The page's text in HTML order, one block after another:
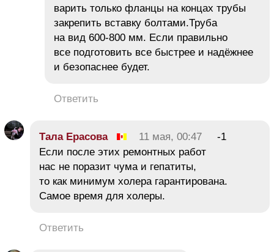
варить только фланцы на концах трубы
закрепить вставку болтами.Труба
на вид 600-800 мм. Если правильно
все подготовить все быстрее и надёжнее
и безопаснее будет.
Ответить
Тала Ерасова 11 мая, 00:47
-1
Если после этих ремонтных работ
нас не поразит чума и гепатиты,
то как минимум холера гарантирована.
Самое время для холеры.
Ответить